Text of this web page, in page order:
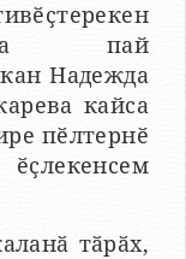
пай
Надежда
кайса
пӗлтернӗ
тӑрӑх,